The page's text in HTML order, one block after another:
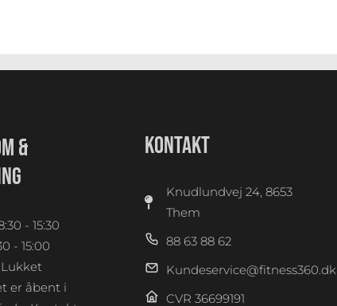
&
- 15:30
- 15:00
er åbent i
KONTAKT
Knudlundvej 24, 8653
Them
88 63 88 62
Kundeservice@fitness360.dk
CVR 36699191